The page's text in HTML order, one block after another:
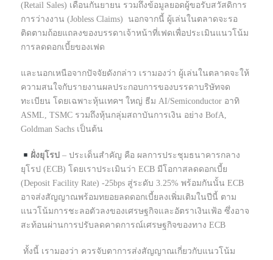
(Retail Sales) เดือนกันยายน รวมถึงข้อมูลยอดผู้ขอรับสวัสดิการ
การว่างงาน (Jobless Claims) นอกจากนี้ ผู้เล่นในตลาดจะรอ
ติดตามถ้อยแถลงของบรรดาเจ้าหน้าที่เฟดเพื่อประเมินแนวโน้ม
การลดดอกเบี้ยของเฟด
และนอกเหนือจากปัจจัยดังกล่าว เรามองว่า ผู้เล่นในตลาดจะให้
ความสนใจกับรายงานผลประกอบการของบรรดาบริษัทจด
ทะเบียน โดยเฉพาะหุ้นเทคฯ ใหญ่ ธีม AI/Semiconductor อาทิ
ASML, TSMC รวมถึงหุ้นกลุ่มสถาบันการเงิน อย่าง BofA,
Goldman Sachs เป็นต้น
ฝั่งยุโรป – ประเด็นสำคัญ คือ ผลการประชุมธนาคารกลาง
ยุโรป (ECB) โดยเราประเมินว่า ECB มีโอกาสลดดอกเบี้ย
(Deposit Facility Rate) -25bps สู่ระดับ 3.25% พร้อมกันนั้น ECB
อาจส่งสัญญาณพร้อมทยอยลดดอกเบี้ยลงเพิ่มเติมในปีนี้ ตาม
แนวโน้มการชะลอตัวลงของเศรษฐกิจและอัตราเงินเฟ้อ ซึ่งอาจ
สะท้อนผ่านการปรับลดคาดการณ์เศรษฐกิจของทาง ECB
ทั้งนี้ เรามองว่า ควรจับตาการส่งสัญญาณเกี่ยวกับแนวโน้ม